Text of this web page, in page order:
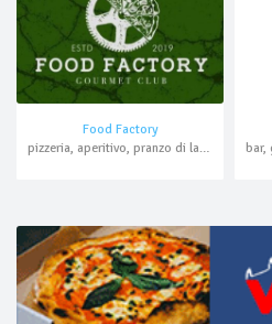
Food Factory
pizzeria, aperitivo, pranzo di lavoro, asporto, domicilio